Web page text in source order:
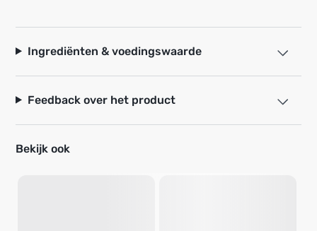
Ingrediënten & voedingswaarde
Feedback over het product
Bekijk ook